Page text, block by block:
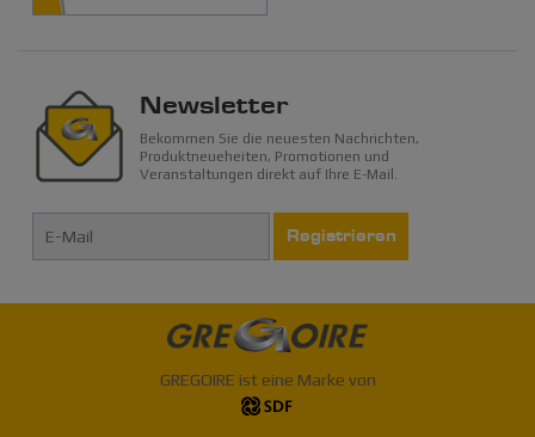
Newsletter
Bekommen Sie die neuesten Nachrichten,
Produktneueheiten, Promotionen und
Veranstaltungen direkt auf Ihre E-Mail.
Registrieren
GREGOIRE ist eine Marke von